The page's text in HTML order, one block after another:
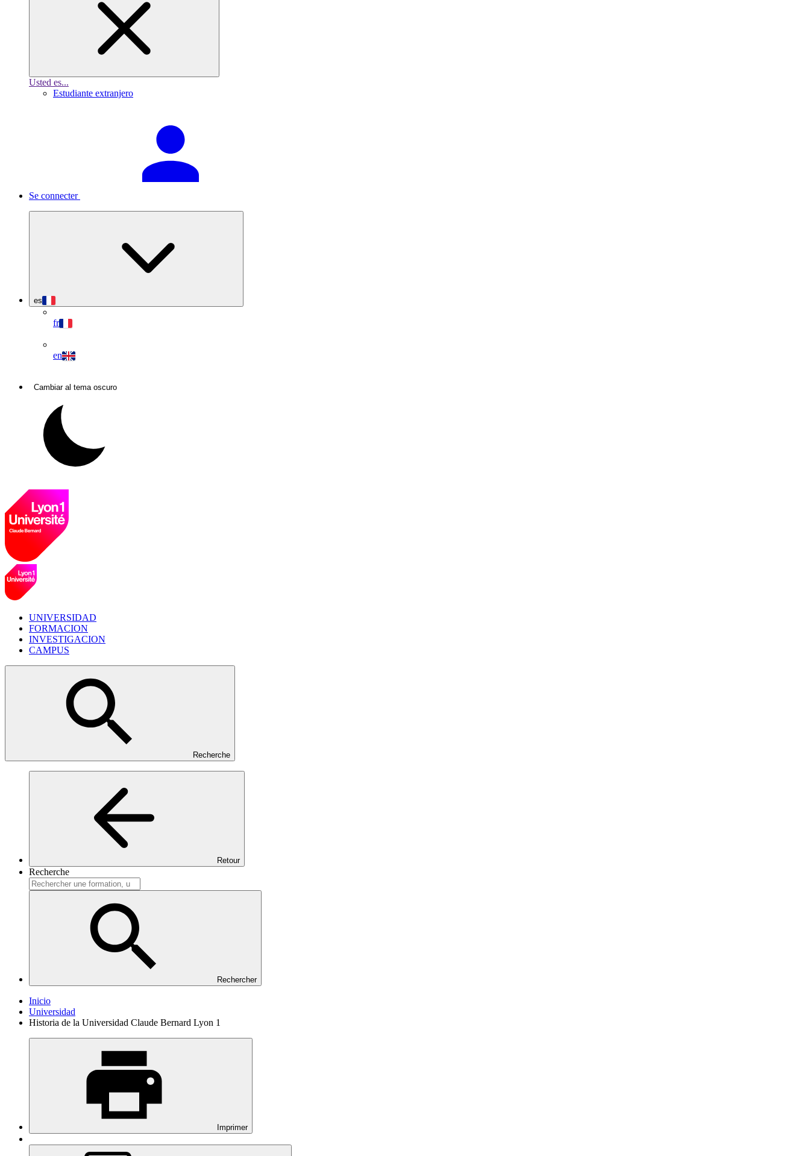
Usted es...
Estudiante extranjero
Se connecter
es
fr
en
Cambiar al tema oscuro
UNIVERSIDAD
FORMACION
INVESTIGACION
CAMPUS
Recherche
Retour
Recherche
Rechercher
Inicio
Universidad
Historia de la Universidad Claude Bernard Lyon 1
Imprimer